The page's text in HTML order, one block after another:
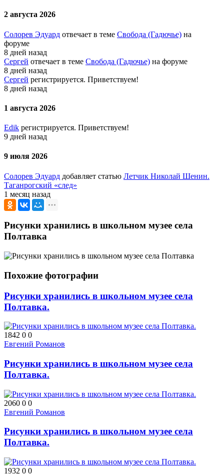
2 августа 2026
Солорев Эдуард отвечает в теме Свобода (Гадючье) на
форуме
8 дней назад
Сергей отвечает в теме Свобода (Гадючье) на форуме
8 дней назад
Сергей регистрируется. Приветствуем!
8 дней назад
1 августа 2026
Edik регистрируется. Приветствуем!
9 дней назад
9 июля 2026
Солорев Эдуард добавляет статью Летчик Николай Шенин.
Таганрогский «след»
1 месяц назад
Рисунки хранились в школьном музее села
Полтавка
Похожие фотографии
Рисунки хранились в школьном музее села
Полтавка.
1842 0 0
Евгений Романов
Рисунки хранились в школьном музее села
Полтавка.
2060 0 0
Евгений Романов
Рисунки хранились в школьном музее села
Полтавка.
1932 0 0